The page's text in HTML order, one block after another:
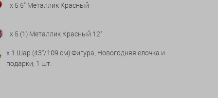
x 5 5" Металлик Красный
x 5 (1) Металлик Красный 12"
x 1 Шар (43''/109 см) Фигура, Новогодняя елочка и
подарки, 1 шт.